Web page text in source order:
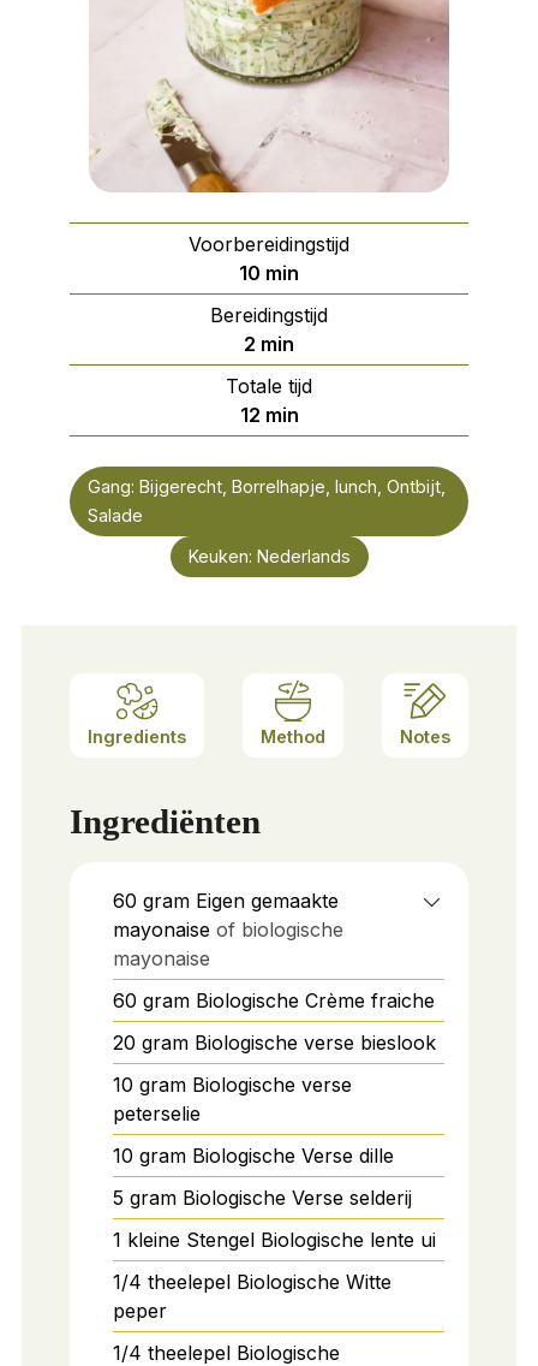
Voorbereidingstijd
10 minuten
min
Bereidingstijd
2 minuten
min
Totale tijd
12minuten
min
Gang: Bijgerecht, Borrelhapje, lunch, Ontbijt,
Salade
Keuken: Nederlands
Ingredients Method Notes
Ingrediënten
60 gram Eigen gemaakte
mayonaise of biologische
mayonaise
60 gram Biologische Crème fraiche
20 gram Biologische verse bieslook
10 gram Biologische verse
peterselie
10 gram Biologische Verse dille
5 gram Biologische Verse selderij
1 kleine Stengel Biologische lente ui
1/4 theelepel Biologische Witte
peper
1/4 theelepel Biologische